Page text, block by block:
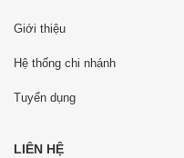
Giới thiệu
Hệ thống chi nhánh
Tuyển dụng
LIÊN HỆ